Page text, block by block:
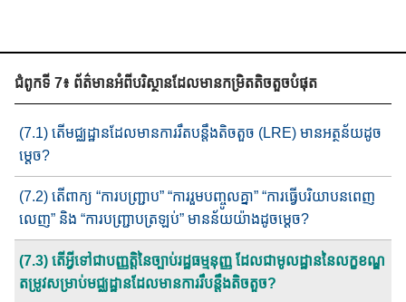
ជំពូកទី 7៖ ព័ត៌មានអំពីបរិស្ថានដែលមានកម្រិតតិចតួចបំផុត
(7.1) តើមជ្ឈដ្ឋានដែល​មានការរឹតបន្តឹង​តិចតួច (LRE) មាន​អត្ថន័យ​​ដូច
ម្ដេច?​
(7.2) តើពាក្យ “ការបញ្ជ្រាប” “ការរួមបញ្ចូលគ្នា” “ការធ្វើ​បរិយា​បន​​​ពេញ​​
លេញ​​” និង “ការបញ្ជា្របត្រឡប់​” មានន័យយ៉ាងដូចម្ដេច?
(7.3) តើអ្វីទៅជាប​ញ្ញត្តិនៃ​ច្បាប់រដ្ឋ​ធម្មនុញ្ញ ​​​​ដែលជាមូលដ្ឋាន​នៃ​លក្ខខណ្ឌ​​​
តម្រូវ​សម្រាប់​មជ្ឈដ្ឋានដែលមានការរឹបន្តឹង​​តិចតួច​​?